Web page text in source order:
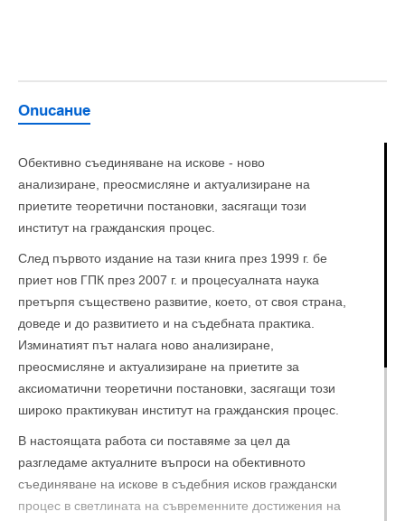
Описание
Обективно съединяване на искове - ново
анализиране, преосмисляне и актуализиране на
приетите теоретични постановки, засягащи този
институт на гражданския процес.
След първото издание на тази книга през 1999 г. бе
приет нов ГПК през 2007 г. и процесуалната наука
претърпя съществено развитие, което, от своя страна,
доведе и до развитието и на съдебната практика.
Изминатият път налага ново анализиране,
преосмисляне и актуализиране на приетите за
аксиоматични теоретични постановки, засягащи този
широко практикуван институт на гражданския процес.
В настоящата работа си поставяме за цел да
разгледаме актуалните въпроси на обективното
съединяване на искове в съдебния исков граждански
процес в светлината на съвременните достижения на